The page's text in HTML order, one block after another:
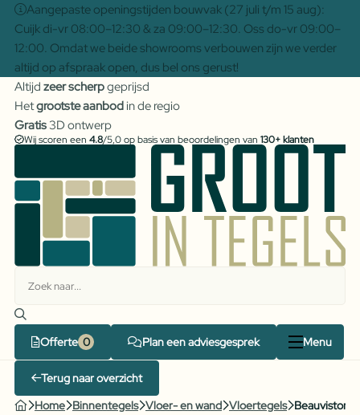
Aangepaste openingstijden bouwvak (27 juli t/m 15 aug):
Cuijk di-vr 08:00–12:30 & za 09:00–12:30. Oss do-vr 09:00–
12:00. Omdat we beide showrooms verbouwen zijn we verder
altijd op afspraak open, dus bel ons gerust!
Altijd zeer scherpgeprijsd
Hetgrootste aanbodin de regio
Gratis3D ontwerp
Wij scoren een 4.8/5,0 op basis van beoordelingen van 130+ klanten
Offerte Plan een adviesgesprek Menu
Terug naar overzicht
Home Binnentegels Vloer- en wand Vloertegels Beauvistone